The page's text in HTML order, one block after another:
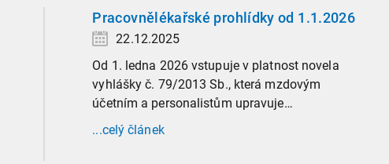
Pracovnělékařské prohlídky od 1.1.2026
22.12.2025
Od 1. ledna 2026 vstupuje v platnost novela
vyhlášky č. 79/2013 Sb., která mzdovým
účetním a personalistům upravuje
administrativu spojenou s pracovnělékařskými
prohlídkami. Vybrali jsme tři zásadní změny,
...celý článek